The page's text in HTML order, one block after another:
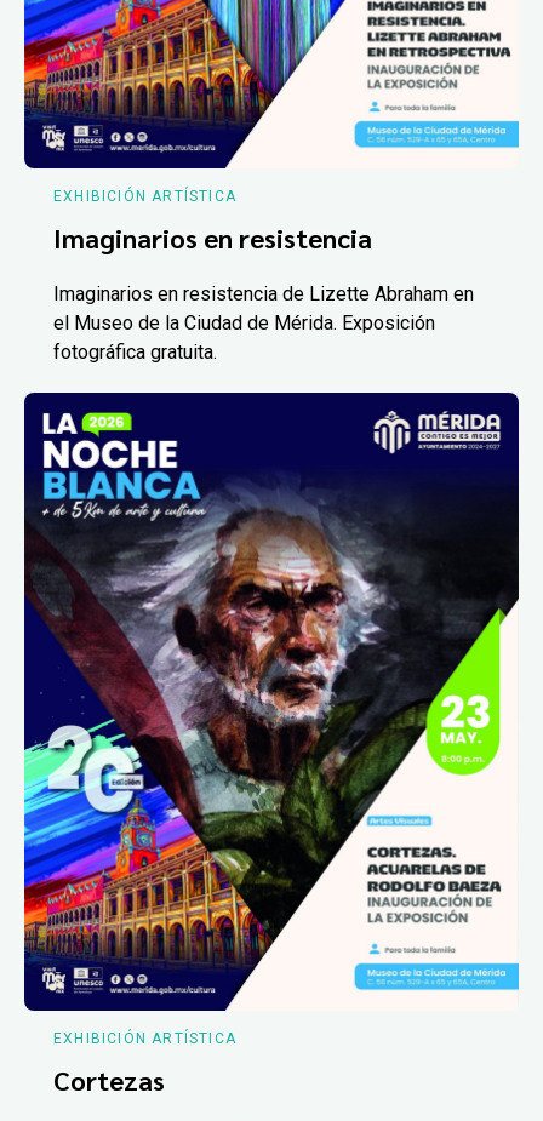
EXHIBICIÓN ARTÍSTICA
Imaginarios en resistencia
Imaginarios en resistencia de Lizette Abraham en
el Museo de la Ciudad de Mérida. Exposición
fotográfica gratuita.
EXHIBICIÓN ARTÍSTICA
Cortezas